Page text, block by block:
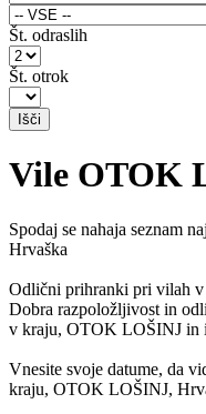
Št. odraslih
Št. otrok
Vile OTOK
Spodaj se nahaja seznam
Hrvaška
Odlični prihranki pri vilah
Dobra razpoložljivost in
v kraju, OTOK LOŠINJ in
Vnesite svoje datume, da
kraju, OTOK LOŠINJ,